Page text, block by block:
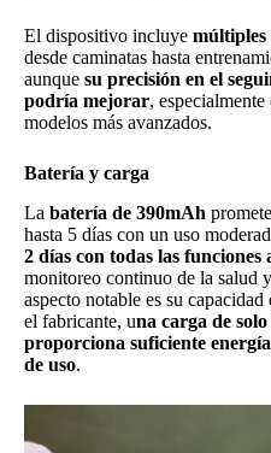
El dispositivo incluye múltiples
desde caminatas hasta
aunque su precisión en el
podría mejorar,
modelos más avanzados.
Batería y carga
La batería de 390mAh
hasta 5 días con un uso
2 días con todas las funciones
monitoreo continuo de la salud
aspecto notable es su
el fabricante, una carga de
proporciona suficiente
de uso.